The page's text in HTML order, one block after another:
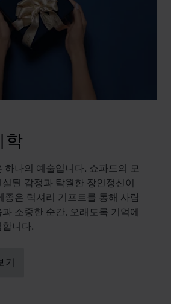
학
하나의 예술입니다. 쇼파드의 모
된 감정과 탁월한 장인정신이
종은 럭셔리 기프트를 통해 사람
소중한 순간, 오래도록 기억에
니다.